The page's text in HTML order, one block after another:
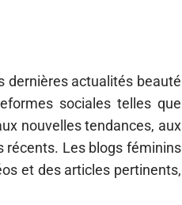
dernières actualités beauté
sociales telles que
nouvelles tendances, aux
récents. Les blogs féminins
et des articles pertinents,